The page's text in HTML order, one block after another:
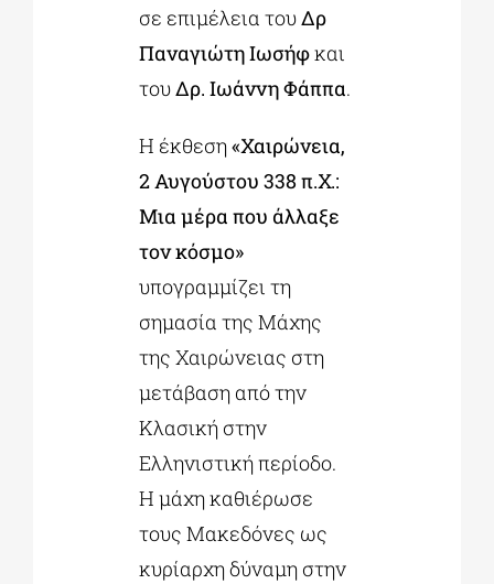
σε επιμέλεια τουΔρ
Παναγιώτη Ιωσήφκαι
τουΔρ. Ιωάννη Φάππα.
Η έκθεση«Χαιρώνεια,
2 Αυγούστου 338 π.Χ.:
Μια μέρα που άλλαξε
τον κόσμο»
υπογραμμίζει τη
σημασία της Μάχης
της Χαιρώνειας στη
μετάβαση από την
Κλασική στην
Ελληνιστική περίοδο.
Η μάχη καθιέρωσε
τους Μακεδόνες ως
κυρίαρχη δύναμη στην